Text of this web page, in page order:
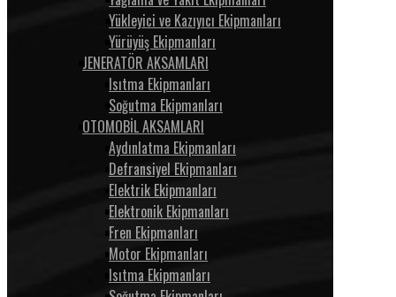
Yükleyici ve Kazıyıcı Ekipmanları
Yürüyüş Ekipmanları
JENERATÖR AKSAMLARI
Isıtma Ekipmanları
Soğutma Ekipmanları
OTOMOBİL AKSAMLARI
Aydınlatma Ekipmanları
Defransiyel Ekipmanları
Elektrik Ekipmanları
Elektronik Ekipmanları
Fren Ekipmanları
Motor Ekipmanları
Isıtma Ekipmanları